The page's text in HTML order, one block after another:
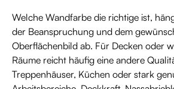
Welche Wandfarbe die richtige ist,
der Beanspruchung und dem
Oberflächenbild ab. Für Decken oder
Räume reicht häufig eine andere
Treppenhäuser, Küchen oder stark